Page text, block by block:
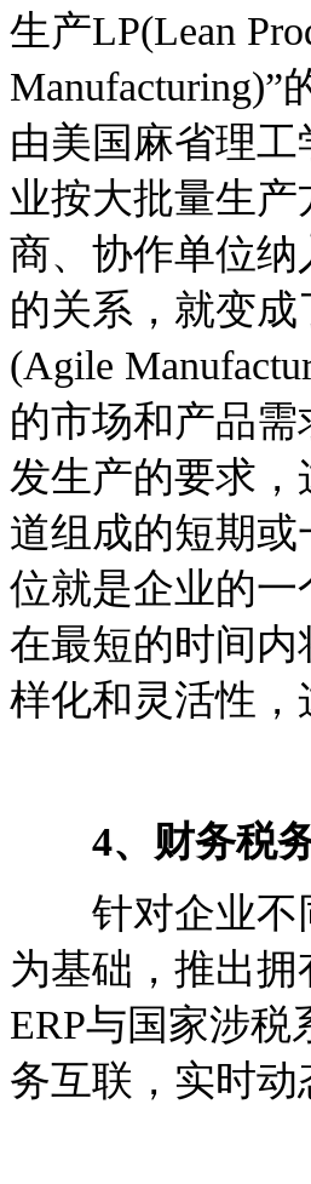
生产LP(Lean
Manufacturing)”
由美国麻省理
业按大批量生
商、协作单位
的关系，就变
(Agile
的市场和产品
发生产的要求
道组成的短期
位就是企业的一
在最短的时间
样化和灵活性，
4、财务税
针对企业不同
为基础，推出拥
ERP与国家涉
务互联，实时